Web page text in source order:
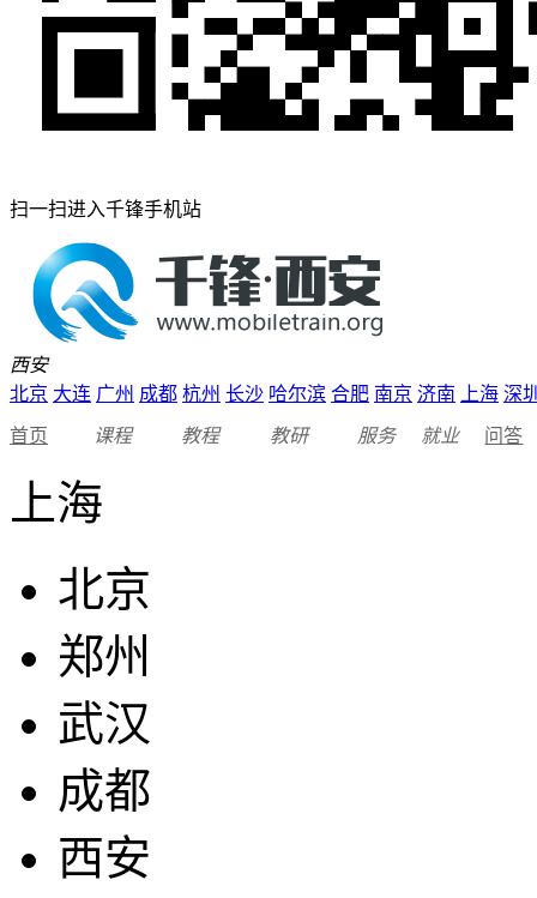
扫一扫进入千锋手机站
西安
北京 大连 广州 成都 杭州 长沙 哈尔滨 合肥 南京 济南 上海 深
首页 课程 教程 教研 服务 就业 问答
上海
北京
郑州
武汉
成都
西安